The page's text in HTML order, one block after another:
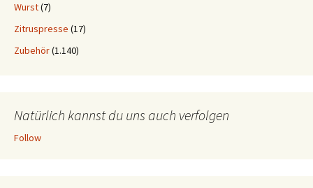
Wurst(7)
Zitruspresse (17)
Zubehör(1.140)
Natürlich kannst du uns auch verfolgen
Follow